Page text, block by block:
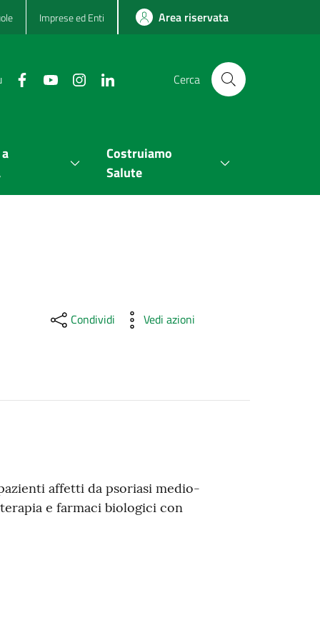
Imprese ed Enti Area riservata
Cerca
Costruiamo
Salute
Condividi Vedi azioni
affetti da psoriasi medio-
e farmaci biologici con